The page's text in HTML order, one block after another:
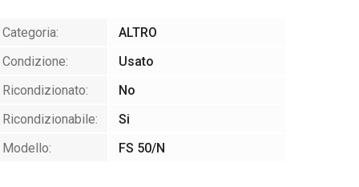
Categoria:
ALTRO
Condizione:
Usato
Ricondizionato:
No
Ricondizionabile:
Si
Modello:
FS 50/N